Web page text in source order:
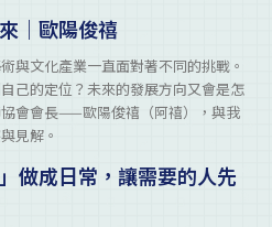
｜歐陽俊禧
與文化產業一直面對著不同的挑戰。
己的定位？未來的發展方向又會是怎
會會長——歐陽俊禧（阿禧），與我
見解。
做成日常，讓需要的人先